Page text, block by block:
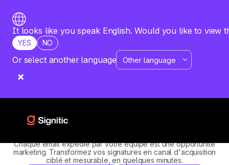
It looks like you speak English. Would you like to view
YES NO
Or select another language
Transformer vos mails en
nouveau canal d’acquisition
Chaque email expédié par votre équipe est une opportunité
marketing. Transformez vos signatures en canal d'acquisition
ciblé et mesurable, en quelques minutes.